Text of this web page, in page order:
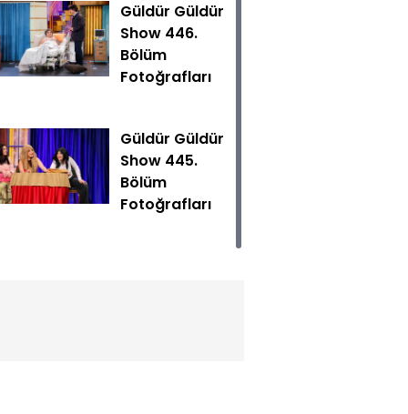
Güldür Show yeni bölümüyle Cumartesi 20.00'de Show
Güldür Güldür
Show 446.
Bölüm
Fotoğrafları
Güldür Güldür
Show 445.
Bölüm
Fotoğrafları